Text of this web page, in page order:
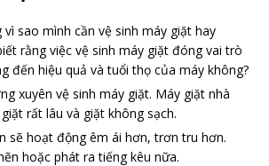
vì sao mình cần vệ sinh máy giặt hay
rằng việc vệ sinh máy giặt đóng vai trò
đến hiệu quả và tuổi thọ của máy không?
xuyên vệ sinh máy giặt. Máy giặt nhà
rất lâu và giặt không sạch.
sẽ hoạt động êm ái hơn, trơn tru hơn.
hoặc phát ra tiếng kêu nữa.